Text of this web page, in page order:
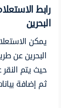
رابط
البحرين
يمكن
البحرين عن
حيث يتم
ثم إضافة